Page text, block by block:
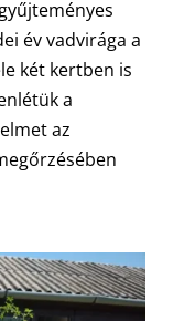
év vadvirága a
két kertben is
a
az